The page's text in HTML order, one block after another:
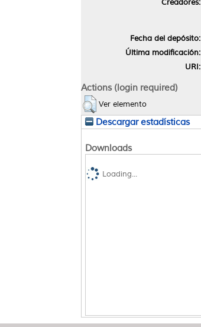
Creadores:
Fecha del depósito:
Última modificación:
URI:
Actions (login required)
Ver elemento
Descargar estadísticas
Downloads
Loading...